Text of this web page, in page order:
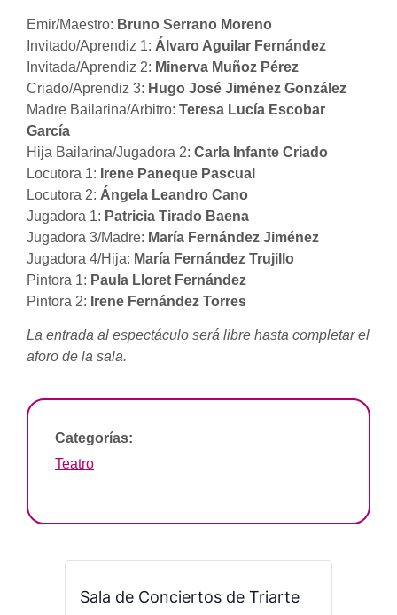
Emir/Maestro: Bruno Serrano Moreno
Invitado/Aprendiz 1: Álvaro Aguilar Fernández
Invitada/Aprendiz 2: Minerva Muñoz Pérez
Criado/Aprendiz 3: Hugo José Jiménez González
Madre Bailarina/Arbitro: Teresa Lucía Escobar
García
Hija Bailarina/Jugadora 2: Carla Infante Criado
Locutora 1: Irene Paneque Pascual
Locutora 2: Ángela Leandro Cano
Jugadora 1: Patricia Tirado Baena
Jugadora 3/Madre: María Fernández Jiménez
Jugadora 4/Hija: María Fernández Trujillo
Pintora 1: Paula Lloret Fernández
Pintora 2: Irene Fernández Torres
La entrada al espectáculo será libre hasta completar el
aforo de la sala.
Categorías:
Teatro
Sala de Conciertos de Triarte